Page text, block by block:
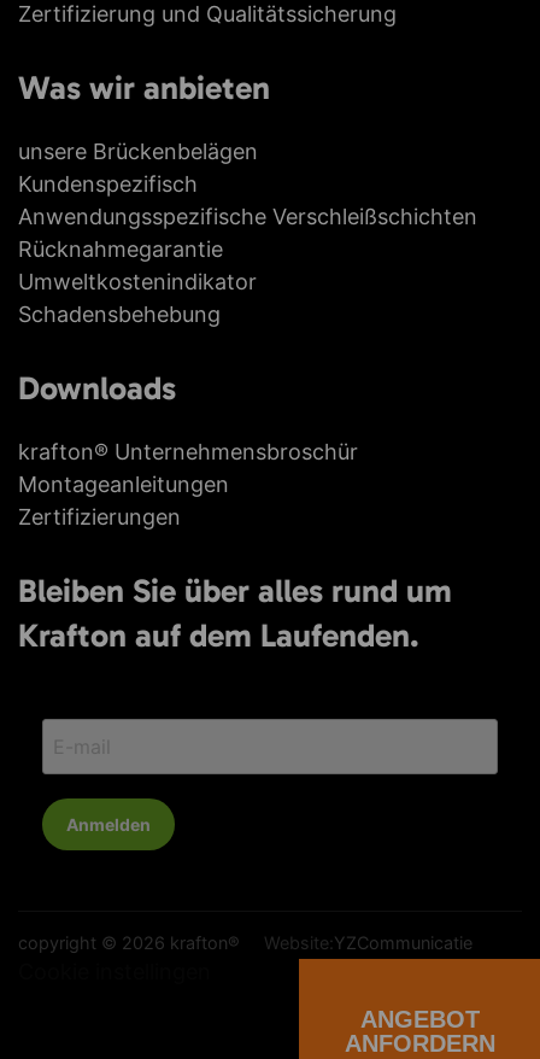
Zertifizierung und Qualitätssicherung
Was wir anbieten
unsere Brückenbelägen
Kundenspezifisch
Anwendungsspezifische Verschleißschichten
Rücknahmegarantie
Umweltkostenindikator
Schadensbehebung
Downloads
krafton® Unternehmensbroschür
Montageanleitungen
Zertifizierungen
Bleiben Sie über alles rund um
Krafton auf dem Laufenden.
Anmelden
copyright © 2026 krafton® Website:YZCommunicatie
Datenschutzrichtlinie
ANGEBOT
ANFORDERN